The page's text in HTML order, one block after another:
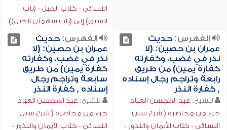
النسائي - كتاب الخيل - (باب
السبق) إلى (باب سهمان الخيل))
الفهرس:حديث
عمران بن حصين: (لا
نذر في غضب، وكفارته
كفارة يمين) من طريق
رابعة وتراجم رجال إسناده
, كفارة النذر
للشيخ: عبد المحسن العباد
جزء من محاضرة ( شرح سنن
النسائي - كتاب الأيمان والنذور -
الفهرس:حديث
عمران بن حصين: (لا
نذر في غضبٍ، وكفارته
كفارة يمين) من طريق
سابعة وتراجم رجال
إسناده , كفارة النذر
للشيخ: عبد المحسن العباد
جزء من محاضرة ( شرح سنن
النسائي - كتاب الأيمان والنذور -